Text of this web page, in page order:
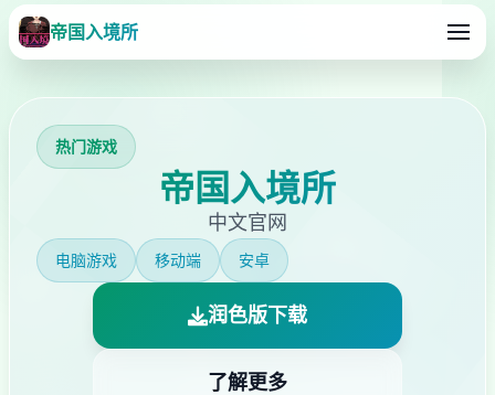
帝国入境所
热门游戏
帝国入境所
中文官网
电脑游戏 移动端 安卓
润色版下载
了解更多